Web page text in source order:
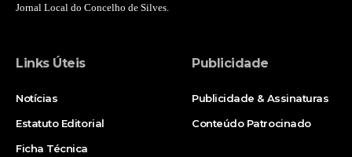
Jornal Local do Concelho de Silves.
Links Úteis
Notícias
Estatuto Editorial
Ficha Técnica
Publicidade
Publicidade & Assinaturas
Conteúdo Patrocinado